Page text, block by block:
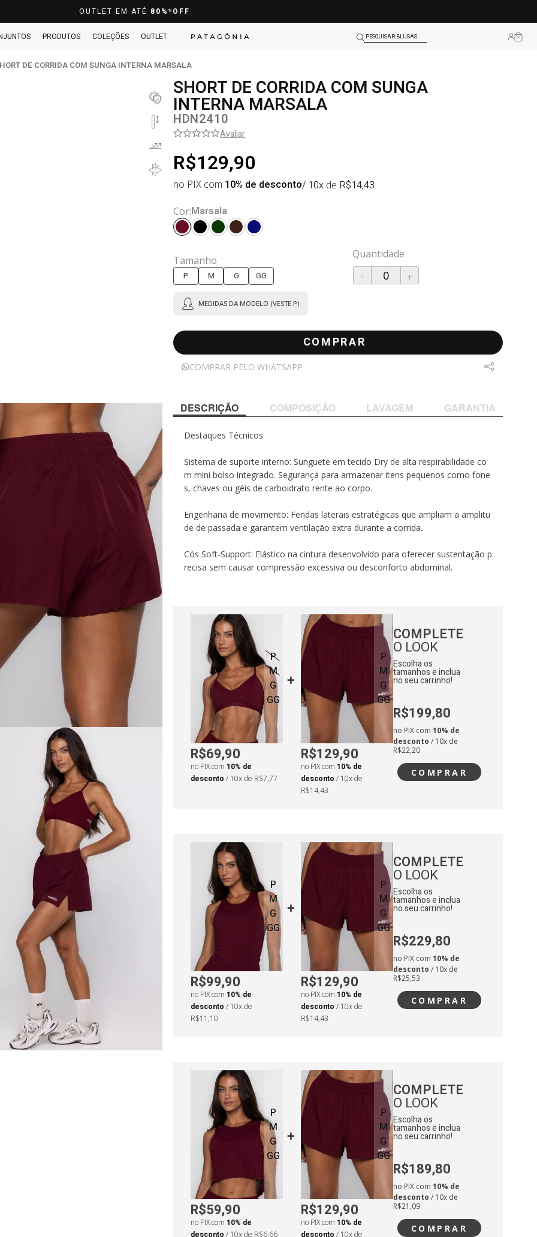
PRA PAGAMENTOS NO PIX À VISTA
PRODUTOS COLEÇÕES OUTLET PESQUISAR:LEGGINGS
SHORTS
DE CORRIDA COM SUNGA INTERNA MARSALA
SHORT DE CORRIDA COM SUNGA
INTERNA MARSALA
HDN2410
Avaliar
R$129,90
no PIX com 10% de desconto/ 10x de R$14,43
Cor:Marsala
Tamanho
P M G GG - +
MEDIDAS DA MODELO (VESTE P)
COMPRAR
COMPRAR PELO WHATSAPP
DESCRIÇÃO COMPOSIÇÃO LAVAGEM GARANTIA
Destaques Técnicos
Sistema de suporte interno: Sunguete em tecido Dry de alta respirabilidade co
m mini bolso integrado. Segurança para armazenar itens pequenos como fone
s, chaves ou géis de carboidrato rente ao corpo.
Engenharia de movimento: Fendas laterais estratégicas que ampliam a amplitu
de de passada e garantem ventilação extra durante a corrida.
Cós Soft-Support: Elástico na cintura desenvolvido para oferecer sustentação p
recisa sem causar compressão excessiva ou desconforto abdominal.
Durabilidade Reforçada: Costuras duplas estruturais que garantem a integridad
e da peça.
Logo Hardyn: Logo em termocolante refletivo, garantindo visibilidade em trein
os com baixa luminosidade.
Medidas da modelo:
Altura: 168cm
• Busto: 87cm
• Cintura: 63cm
• Quadril: 94cm
R$69,90
no PIX com 10% de
desconto / 10x de R$7,77
P
M
G
GG
R$129,90
no PIX com 10% de
desconto / 10x de
R$14,43
P
M
G
GG
COMPLETE
O LOOK
Escolha os
tamanhos e inclua
no seu carrinho!
R$199,80
no PIX com 10% de
desconto / 10x de
R$22,20
COMPRAR
R$99,90
no PIX com 10% de
desconto / 10x de
R$11,10
P
M
G
GG
R$129,90
no PIX com 10% de
desconto / 10x de
R$14,43
P
M
G
GG
COMPLETE
O LOOK
Escolha os
tamanhos e inclua
no seu carrinho!
R$229,80
no PIX com 10% de
desconto / 10x de
R$25,53
COMPRAR
R$59,90
no PIX com 10% de
desconto / 10x de R$6,66
P
M
G
GG
R$129,90
no PIX com 10% de
desconto / 10x de
P
M
G
GG
COMPLETE
O LOOK
Escolha os
tamanhos e inclua
no seu carrinho!
R$189,80
no PIX com 10% de
desconto / 10x de
R$21,09
COMPRAR